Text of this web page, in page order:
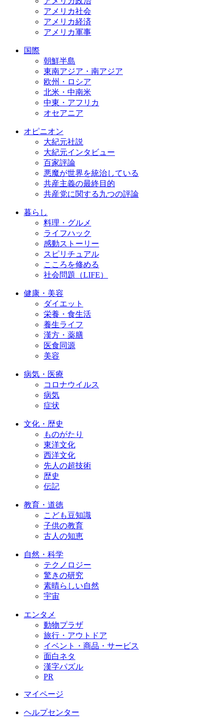
アメリカ社会
アメリカ経済
アメリカ軍事
国際
朝鮮半島
東南アジア・南アジア
欧州・ロシア
北米・中南米
中東・アフリカ
オセアニア
オピニオン
大紀元社説
大紀元インタビュー
百家評論
悪魔が世界を統治している
共産主義の最終目的
共産党に関する九つの評論
暮らし
料理・グルメ
ライフハック
感動ストーリー
スピリチュアル
こころを修める
社会問題（LIFE）
健康・美容
ダイエット
栄養・食生活
養生ライフ
漢方・薬膳
医食同源
美容
病気・医療
コロナウイルス
病気
症状
文化・歴史
ものがたり
東洋文化
西洋文化
先人の超技術
歴史
伝記
教育・道徳
こども豆知識
子供の教育
古人の知恵
自然・科学
テクノロジー
驚きの研究
素晴らしい自然
宇宙
エンタメ
動物プラザ
旅行・アウトドア
イベント・商品・サービス
面白ネタ
漢字パズル
PR
マイページ
ヘルプセンター